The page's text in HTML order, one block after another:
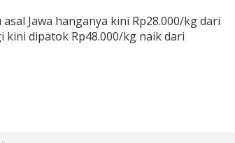
Jawa hanganya kini Rp28.000/kg dari
kini dipatok Rp48.000/kg naik dari